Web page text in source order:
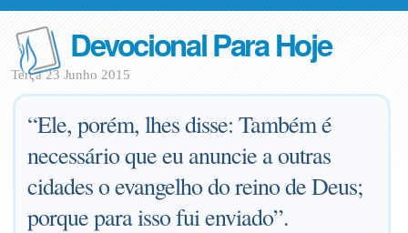
Devocional Para Hoje
Terça 23 Junho 2015
“Ele, porém, lhes disse: Também é
necessário que eu anuncie a outras
cidades o evangelho do reino de Deus;
porque para isso fui enviado”.